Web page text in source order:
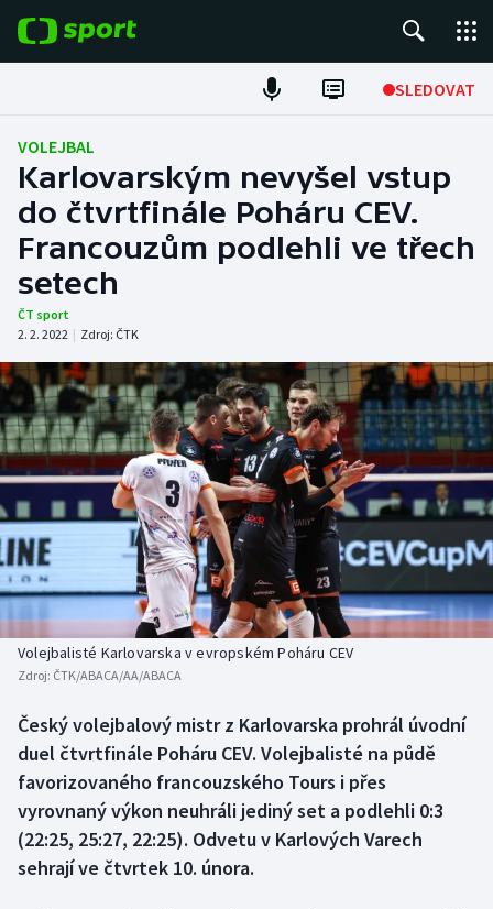
SLEDOVAT
Fotbal
Hokej
Tenis
Atletika
DALŠÍ SPORTY
Americký fotbal
Baseball a softbal
Basketbal
Biatlon
Boby a skeleton
Box
Curling
Dostihy
Florbal
NEPŘEHLÉDNĚTE
Soutěže
Historické návraty
Aplikace ČT sport
AZ kvíz
VOLEJBAL
Karlovarským nevyšel vstup
do čtvrtfinále Poháru CEV.
Francouzům podlehli ve třech
setech
ČT sport
2. 2. 2022 | Zdroj: ČTK
Volejbalisté Karlovarska v evropském Poháru CEV
Zdroj: ČTK/ABACA/AA/ABACA
Český volejbalový mistr z Karlovarska prohrál úvodní
duel čtvrtfinále Poháru CEV. Volejbalisté na půdě
favorizovaného francouzského Tours i přes
vyrovnaný výkon neuhráli jediný set a podlehli 0:3
(22:25, 25:27, 22:25). Odvetu v Karlových Varech
sehrají ve čtvrtek 10. února.